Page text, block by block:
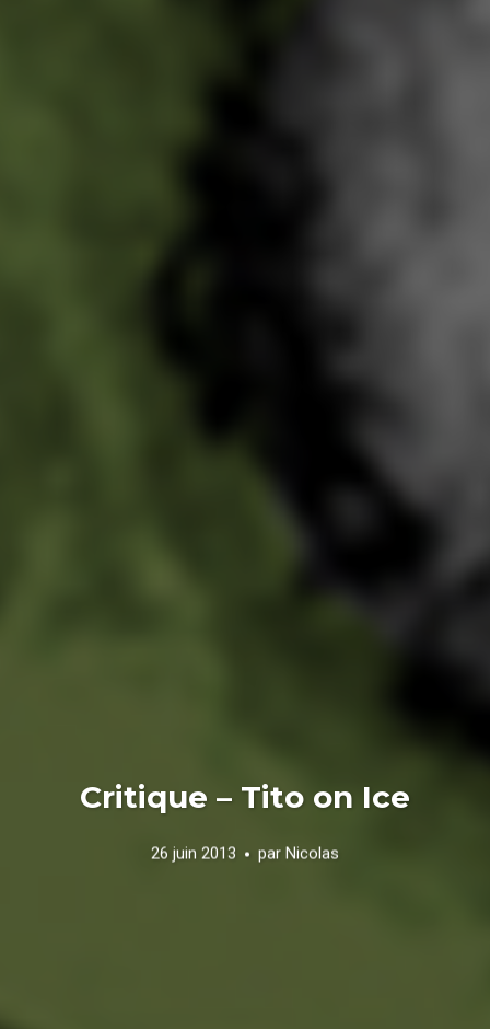
Critique – Tito on Ice
26 juin 2013 par Nicolas